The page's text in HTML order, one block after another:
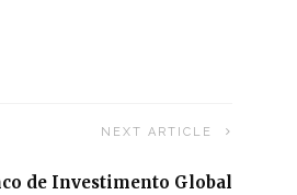
NEXT ARTICLE
de Investimento Global